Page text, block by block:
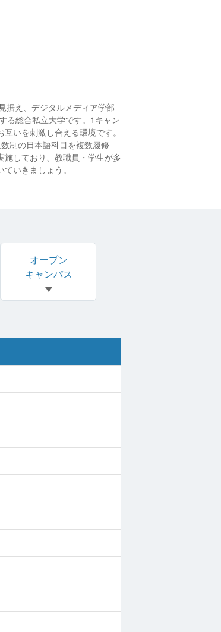
据え、デジタルメディア学部
る総合私立大学です。1キャン
いを刺激し合える環境です。
制の日本語科目を複数履修
しており、教職員・学生が多
いきましょう。
オープン
キャンパス